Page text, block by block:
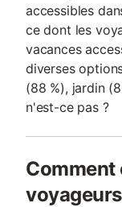
accessibles
ce dont les
vacances
diverses
(88 %), jardin
n'est-ce pas ?
Comment